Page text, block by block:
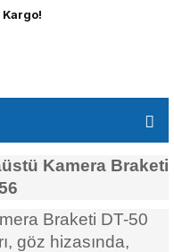
Kamera Braketi
Braketi DT-50
göz hizasında,